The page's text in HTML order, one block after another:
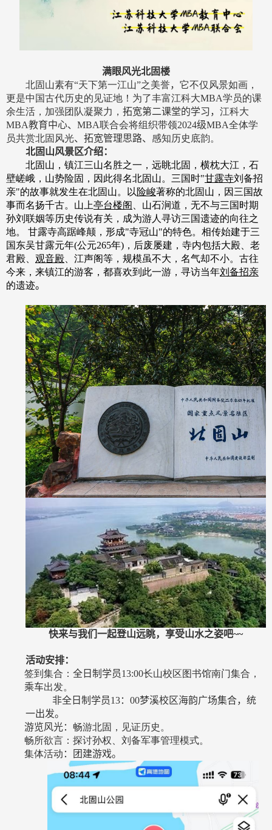
满眼风光北固楼
北固山素有“天下第一江山”之美誉，它不仅风景如画，
更是中国古代历史的见证地！为了丰富江科大MBA学员的课
余生活，加强团队凝聚力， 拓宽第二课堂的学习， 江科大
MBA教育中心、 MBA联合会将组织带领2024级MBA全体学
员共赏北固风光、 拓宽管理思路、 感知历史底韵。
北固山风景区介绍：
北固山，镇江三山名胜之一，远眺北固，横枕大江，石
壁嵯峨，山势险固，因此得名北固山。三国时"甘露寺刘备招
亲"的故事就发生在北固山。以 险峻著称的北固山，因三国故
事而名扬千古。山上亭台楼阁
、山石涧道，无不与三国时期
孙刘联姻等历史传说有关，成为游人寻访三国遗迹的向往之
地。 甘露寺高踞峰颠，形成"寺冠山"的特色。相传始建于三
国东吴甘露元年(公元265年) ，后废屡建，寺内包括大殿、老
君殿、 观音殿 、江声阁等，规模虽不大，名气却不小。古往
今来，来镇江的游客，都喜欢到此一游，寻访当年刘备招亲
的遗迹。
快来与我们一起登山远眺，享受山水之姿吧~~
活动安排：
签到集合： 全日制学员13:00长山校区图书馆南门集合，
乘车出发。
非全日制学员13：00梦溪校区海韵广场集合，统
一出发。
游览风光： 畅游北固，见证历史。
畅所欲言：探讨孙权、刘备军事管理模式。
集体活动 ： 团建游戏。